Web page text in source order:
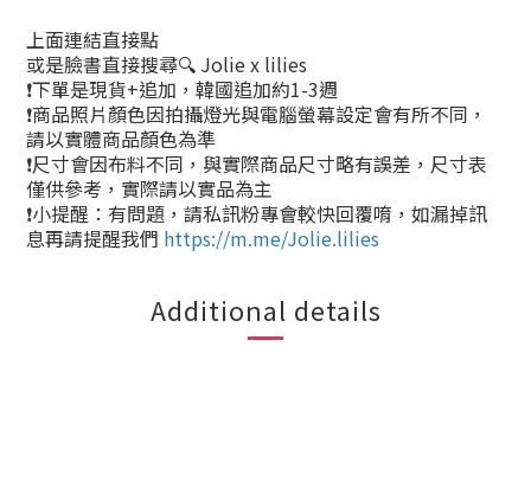
上面連結直接點
或是臉書直接搜尋🔍 Jolie x lilies
❗下單是現貨+追加，韓國追加約1-3週
❗商品照片顏色因拍攝燈光與電腦螢幕設定會有所不同，
請以實體商品顏色為準
❗尺寸會因布料不同，與實際商品尺寸略有誤差，尺寸表
僅供參考，實際請以實品為主
❗小提醒：有問題，請私訊粉專會較快回覆唷，如漏掉訊
息再請提醒我們 https://m.me/Jolie.lilies
Additional details